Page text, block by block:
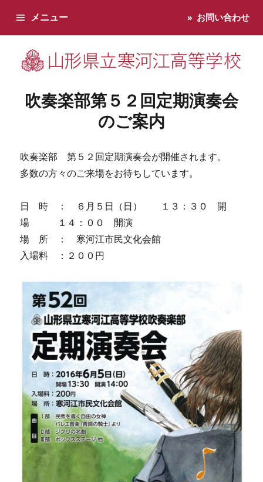
寒河江高校です。学校からのお知らせ、学校生活などお知らせし
メニュー お問い合わせ
吹奏楽部第５２回定期演奏会
のご案内
吹奏楽部 第５２回定期演奏会が開催されます。
多数の方々のご来場をお待ちしています。
日 時 ： ６月５日（日） １３：３０ 開
場 １４：００ 開演
場 所 ： 寒河江市民文化会館
入場料 ：２００円